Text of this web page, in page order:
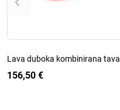
Lava duboka kombinirana tava
156,50 €